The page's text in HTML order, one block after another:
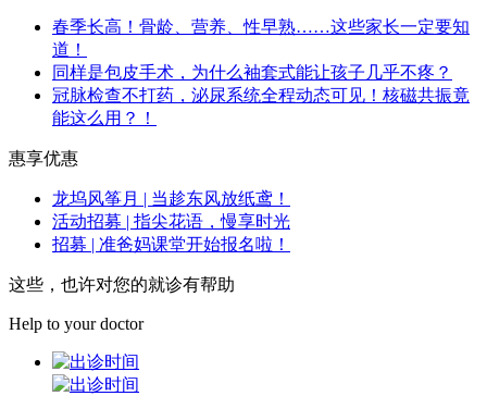
春季长高！骨龄、营养、性早熟……这些家长一定要知
道！
同样是包皮手术，为什么袖套式能让孩子几乎不疼？
冠脉检查不打药，泌尿系统全程动态可见！核磁共振竟
能这么用？！
惠享优惠
龙坞风筝月 | 当趁东风放纸鸢！
活动招募 | 指尖花语，慢享时光
招募 | 准爸妈课堂开始报名啦！
这些，也许对您的就诊有帮助
Help to your doctor